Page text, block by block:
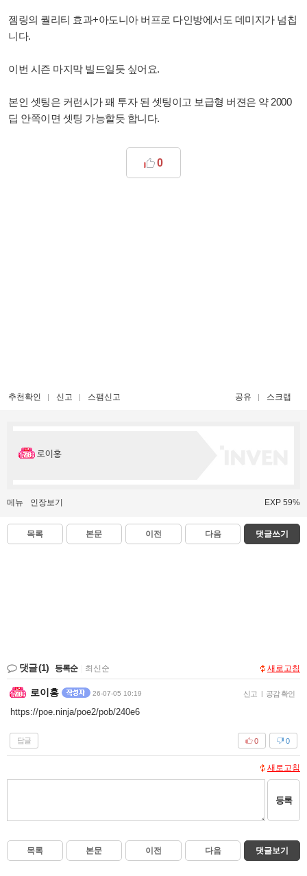
젬링의 퀄리티 효과+아도니아 버프로 다인방에서도 데미지가 넘칩
니다.
이번 시즌 마지막 빌드일듯 싶어요.
본인 셋팅은 커런시가 꽤 투자 된 셋팅이고 보급형 버젼은 약 2000
딥 안쪽이면 셋팅 가능할듯 합니다.
0
추천확인 신고 스팸신고 공유 스크랩
로이홍
메뉴 인장보기 EXP 59%
목록 본문 이전 다음 댓글쓰기
댓글(1) 등록순 최신순 새로고침
로이홍 26-07-05 10:19 신고 | 공감 확인
https://poe.ninja/poe2/pob/240e6
답글 0
0
새로고침
등록
목록 본문 이전 다음 댓글보기